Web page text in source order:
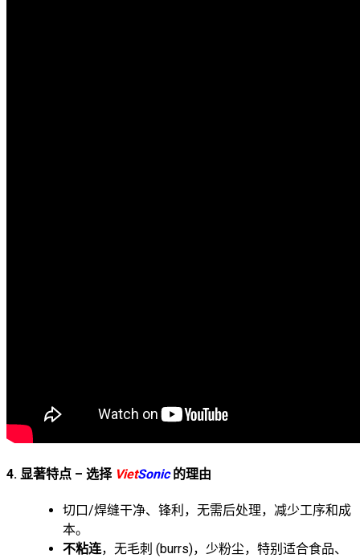
4. 显著特点 – 选择 VietSonic的理由
切口/焊缝干净、锋利，无需后处理，减少工序和成
本。
不粘连，无毛刺 (burrs)，少粉尘，特别适合食品、